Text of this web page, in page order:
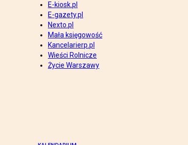
E-kiosk.pl
E-gazety.pl
Nexto.pl
Mała księgowość
Kancelarierp.pl
Wieści Rolnicze
Życie Warszawy